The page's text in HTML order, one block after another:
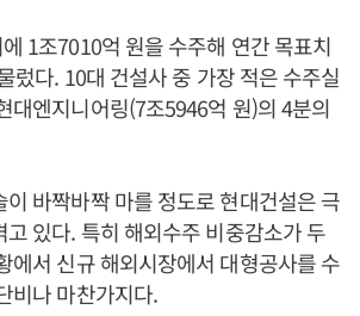
1조7010억 원을 수주해 연간 목표치
렀다. 10대 건설사 중 가장 적은 수주실
대엔지니어링(7조5946억 원)의 4분의
바짝바짝 마를 정도로 현대건설은 극
있다. 특히 해외수주 비중감소가 두
에서 신규 해외시장에서 대형공사를 수
비나 마찬가지다.